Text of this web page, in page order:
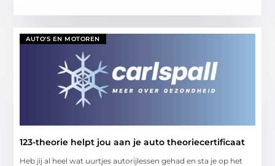
AUTO'S EN MOTOREN
123-theorie helpt jou aan je auto theoriecertificaat
Heb jij al heel wat uurtjes autorijlessen gehad en sta je op het